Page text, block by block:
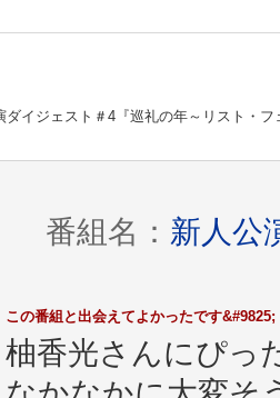
ダイジェスト＃4『巡礼の年～リスト・
番組名： 新人公
この番組と出会えてよかったです&#9825;
柚香光さんにぴっ